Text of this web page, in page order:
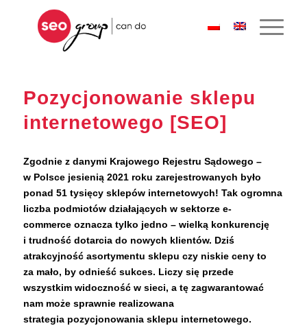
Pozycjonowanie sklepu
internetowego [SEO]
Zgodnie z danymi Krajowego Rejestru Sądowego –
w Polsce jesienią 2021 roku zarejestrowanych było
ponad 51 tysięcy sklepów internetowych! Tak ogromna
liczba podmiotów działających w sektorze e-
commerceoznacza tylko jedno – wielką konkurencję
i trudność dotarcia do nowych klientów. Dziś
atrakcyjność asortymentu sklepu czy niskie cenyto
za mało, by odnieść sukces. Liczy się przede
wszystkim widoczność w sieci, a tę zagwarantować
nam może sprawnie realizowana
strategia pozycjonowaniasklepu internetowego.